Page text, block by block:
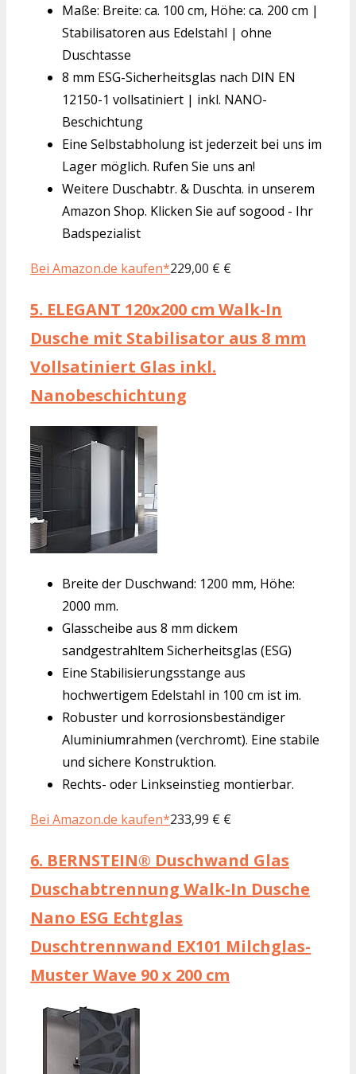
Maße: Breite: ca. 100 cm, Höhe: ca. 200 cm |
Stabilisatoren aus Edelstahl | ohne
Duschtasse
8 mm ESG-Sicherheitsglas nach DIN EN
12150-1 vollsatiniert | inkl. NANO-
Beschichtung
Eine Selbstabholung ist jederzeit bei uns im
Lager möglich. Rufen Sie uns an!
Weitere Duschabtr. & Duschta. in unserem
Amazon Shop. Klicken Sie auf sogood - Ihr
Badspezialist
Bei Amazon.de kaufen*229,00 € €
5. ELEGANT 120x200 cm Walk-In
Dusche mit Stabilisator aus 8 mm
Vollsatiniert Glas inkl.
Nanobeschichtung
Breite der Duschwand: 1200 mm, Höhe:
2000 mm.
Glasscheibe aus 8 mm dickem
sandgestrahltem Sicherheitsglas (ESG)
Eine Stabilisierungsstange aus
hochwertigem Edelstahl in 100 cm ist im.
Robuster und korrosionsbeständiger
Aluminiumrahmen (verchromt). Eine stabile
und sichere Konstruktion.
Rechts- oder Linkseinstieg montierbar.
Bei Amazon.de kaufen*233,99 € €
6. BERNSTEIN® Duschwand Glas
Duschabtrennung Walk-In Dusche
Nano ESG Echtglas
Duschtrennwand EX101 Milchglas-
Muster Wave 90 x 200 cm